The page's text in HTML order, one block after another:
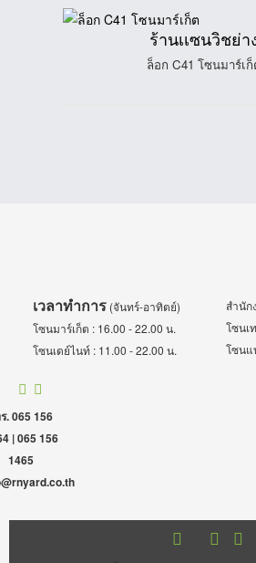
ร้านเเซนวิชย่า
ล็อก C41 โซนมาร์เ
เวลาทำการ(จันทร์-อาทิตย์)
โซนมาร์เก็ต : 16.00 - 22.00 น.
โซนเดย์ไนท์ : 11.00 - 22.00 น.
สำนัก
โซนเ
โซนแ
. 065 156
| 065 156
1465